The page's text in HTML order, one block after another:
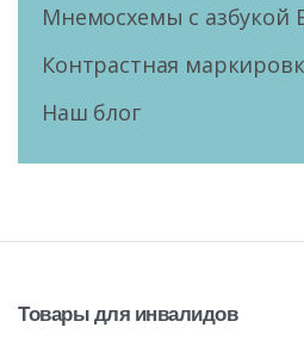
Мнемосхемы с азбукой
Контрастная
Наш блог
Товарыдля инвалидов